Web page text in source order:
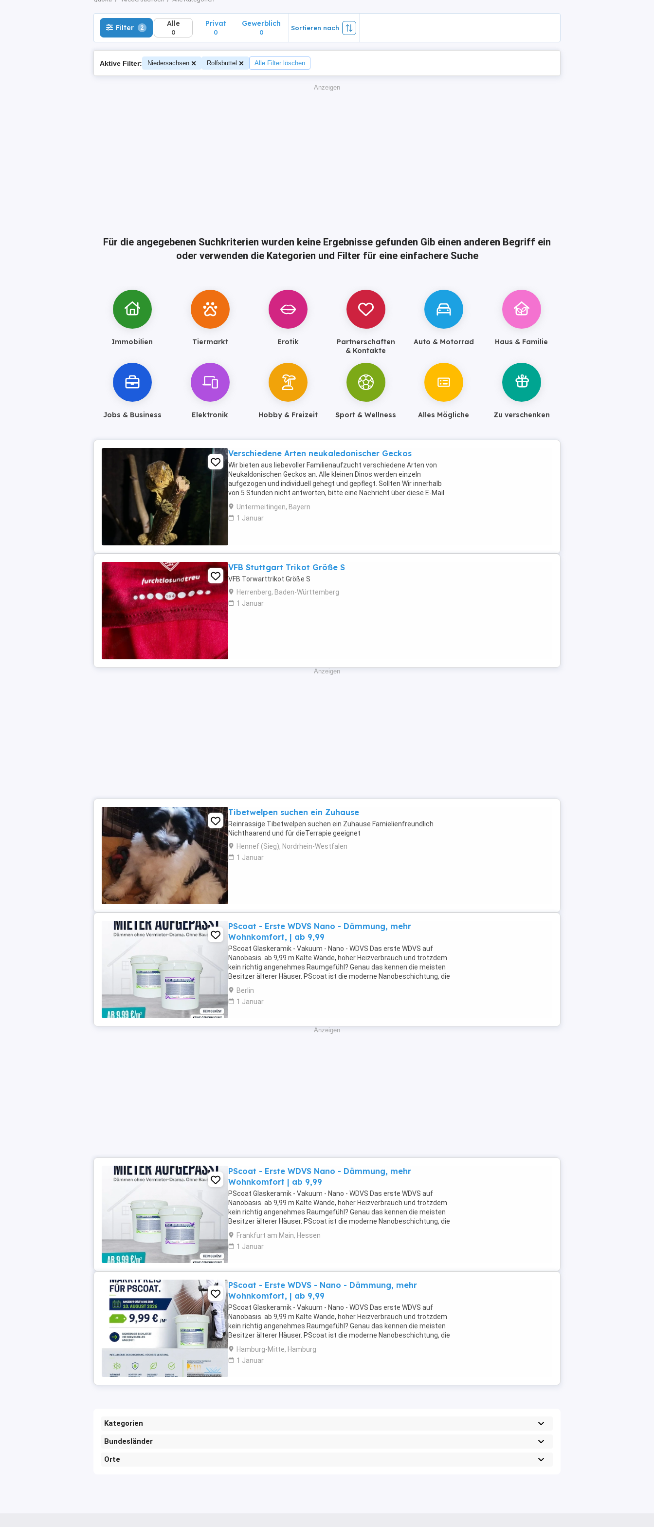
Filter 2 Alle
0
Privat
0
Gewerblich
0
Sortieren nach
Aktive Filter: Niedersachsen Rolfsbuttel Alle Filter löschen
Anzeigen
Für die angegebenen Suchkriterien wurden keine Ergebnisse gefunden Gib einen anderen Begriff ein
oder verwenden die Kategorien und Filter für eine einfachere Suche
Immobilien Tiermarkt Erotik
Partnerschaften
& Kontakte
Auto & Motorrad Haus & Familie
Jobs & Business Elektronik Hobby & Freizeit Sport & Wellness Alles Mögliche Zu verschenken
Verschiedene Arten neukaledonischer Geckos
Wir bieten aus liebevoller Familienaufzucht verschiedene Arten von
Neukaldonischen Geckos an. Alle kleinen Dinos werden einzeln
aufgezogen und individuell gehegt und gepflegt. Sollten Wir innerhalb
von 5 Stunden nicht antworten, bitte eine Nachricht über diese E-Mail
Adresse (), da es leider vorkommt ...
Untermeitingen, Bayern
1 Januar
VFB Stuttgart Trikot Größe S
VFB Torwarttrikot Größe S
Herrenberg, Baden-Württemberg
1 Januar
Anzeigen
Tibetwelpen suchen ein Zuhause
Reinrassige Tibetwelpen suchen ein Zuhause Famielienfreundlich
Nichthaarend und für dieTerrapie geeignet
Hennef (Sieg), Nordrhein-Westfalen
1 Januar
PScoat - Erste WDVS Nano - Dämmung, mehr
Wohnkomfort, | ab 9,99
PScoat Glaskeramik - Vakuum - Nano - WDVS Das erste WDVS auf
Nanobasis. ab 9,99 m Kalte Wände, hoher Heizverbrauch und trotzdem
kein richtig angenehmes Raumgefühl? Genau das kennen die meisten
Besitzer älterer Häuser. PScoat ist die moderne Nanobeschichtung, die
Innen- und Außenflächen funktional ...
Berlin
1 Januar
Anzeigen
PScoat - Erste WDVS Nano - Dämmung, mehr
Wohnkomfort | ab 9,99
PScoat Glaskeramik - Vakuum - Nano - WDVS Das erste WDVS auf
Nanobasis. ab 9,99 m Kalte Wände, hoher Heizverbrauch und trotzdem
kein richtig angenehmes Raumgefühl? Genau das kennen die meisten
Besitzer älterer Häuser. PScoat ist die moderne Nanobeschichtung, die
Innen- und Außenflächen funktional ...
Frankfurt am Main, Hessen
1 Januar
PScoat - Erste WDVS - Nano - Dämmung, mehr
Wohnkomfort, | ab 9,99
PScoat Glaskeramik - Vakuum - Nano - WDVS Das erste WDVS auf
Nanobasis. ab 9,99 m Kalte Wände, hoher Heizverbrauch und trotzdem
kein richtig angenehmes Raumgefühl? Genau das kennen die meisten
Besitzer älterer Häuser. PScoat ist die moderne Nanobeschichtung, die
Innen- und Außenflächen funktional ...
Hamburg-Mitte, Hamburg
1 Januar
Kategorien
Bundesländer
Orte